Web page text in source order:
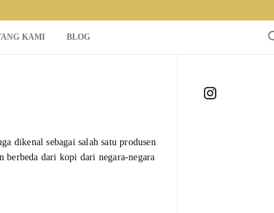
KAMI BLOG
dikenal sebagai salah satu produsen
dari kopi dari negara-negara
Instagram